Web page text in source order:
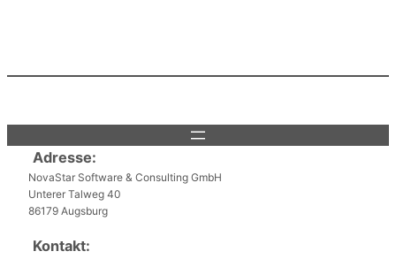
Adresse:
NovaStar Software & Consulting GmbH
Unterer Talweg 40
86179 Augsburg
Kontakt: